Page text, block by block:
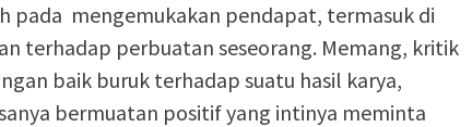
pada mengemukakan pendapat, termasuk di
terhadap perbuatan seseorang. Memang, kritik
baik buruk terhadap suatu hasil karya,
bermuatan positif yang intinya meminta